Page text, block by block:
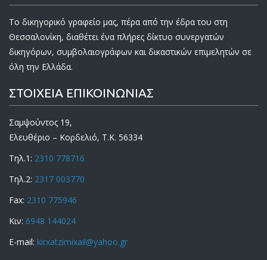
Το δικηγορικό γραφείο μας, πέρα από την έδρα του στη
Θεσσαλονίκη, διαθέτει ένα πλήρες δίκτυο συνεργατών
δικηγόρων, συμβολαιογράφων και δικαστικών επιμελητών σε
όλη την Ελλάδα.
ΣΤΟΙΧΕΙΑ ΕΠΙΚΟΙΝΩΝΙΑΣ
Σαμψούντος 19,
Ελευθέριο – Κορδελιό, Τ.Κ. 56334
Τηλ.1: 2310 778716
Τηλ.2: 2317 003770
Fax: 2310 775946
Κιν: 6948 144024
E-mail: kirxatzimixail@yahoo.gr